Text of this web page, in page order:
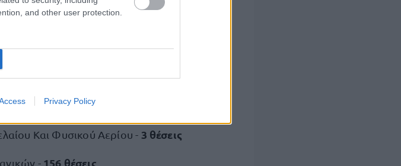
and other user protection.
Privacy Policy
θέσεις
-229 θέσεις
-22 θέσεις
- 288 θέσεις
Και Φυσικού Αερίου - 3 θέσεις
- 156 θέσεις